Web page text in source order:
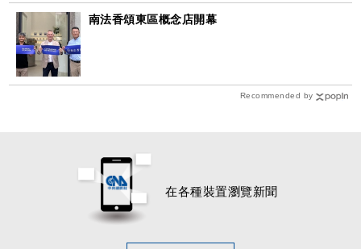
南法香頌東區概念店開幕
Recommended by
在各種裝置瀏覽新聞